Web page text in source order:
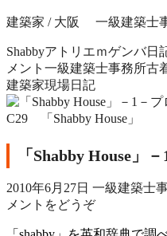
建築家 / 大阪 一級建築士
Shabbyアトリエｍゲンバ日
メント 一級建築士事務所古
建築家現場日記
C29 「Shabby House」
「Shabby House」
2010年6月27日 一級建築士
メントをどうぞ